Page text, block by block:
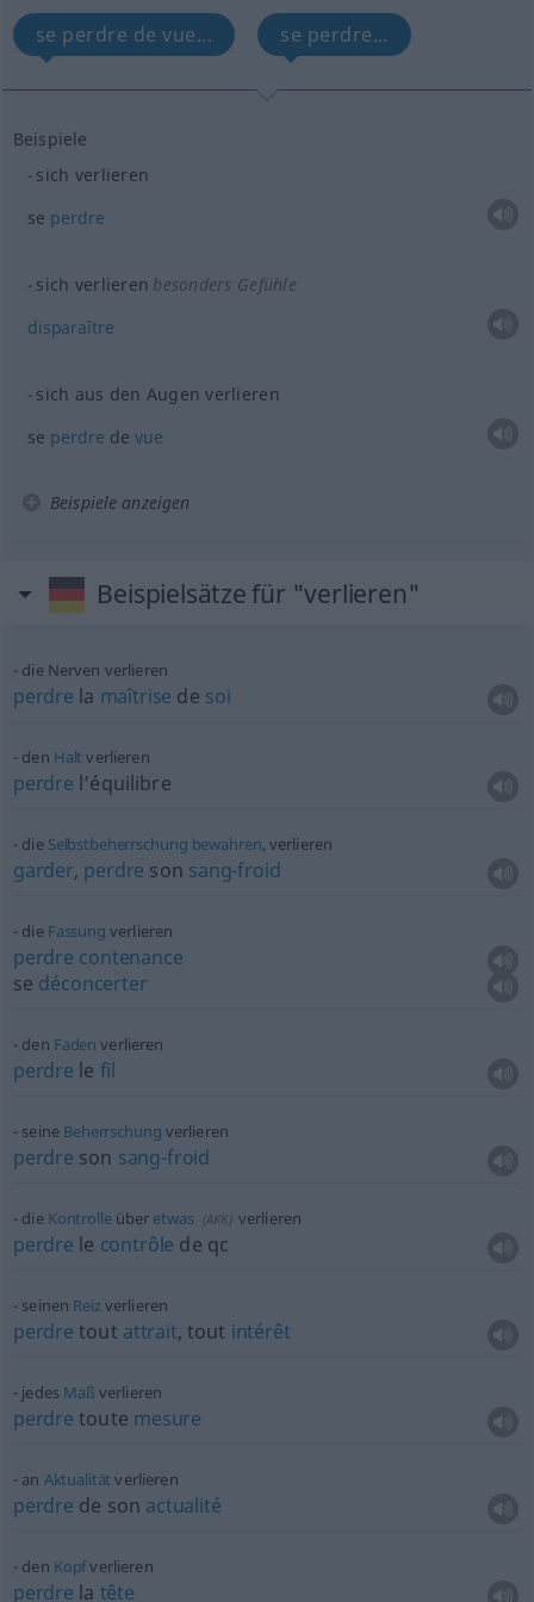
se perdre de vue... se perdre...
Beispiele
sich verlieren
se perdre
sich verlieren besonders Gefühle
disparaître
sich aus den Augen verlieren
se perdre devue
Beispiele anzeigen
Beispielsätze für "verlieren"
die Nerven verlieren
perdre la maîtrise de soi
den Halt verlieren
perdre l’équilibre
die Selbstbeherrschung bewahren, verlieren
garder, perdre son sang-froid
die Fassung verlieren
perdre contenance
se déconcerter
den Faden verlieren
perdre le fil
seine Beherrschung verlieren
perdre son sang-froid
die Kontrolleüber etwas (AKK) verlieren
perdre le contrôle de qc
seinen Reizverlieren
perdre tout attrait, tout intérêt
jedes Maßverlieren
perdre toute mesure
an Aktualität verlieren
perdre de son actualité
den Kopfverlieren
perdre la tête